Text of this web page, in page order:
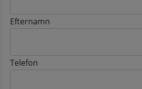
Efternamn
Telefon